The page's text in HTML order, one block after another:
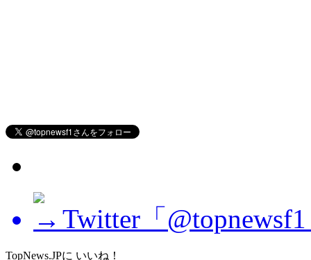
Twitter「
TopNews.JPに いいね！